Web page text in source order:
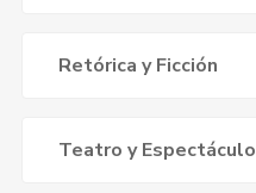
Retórica y Ficción
Teatro y Espectáculo